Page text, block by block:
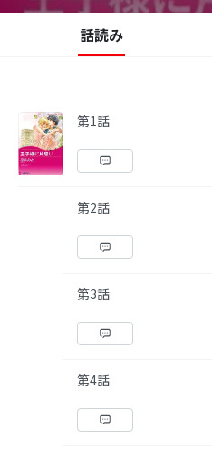
話読み
第1話
第2話
第3話
第4話